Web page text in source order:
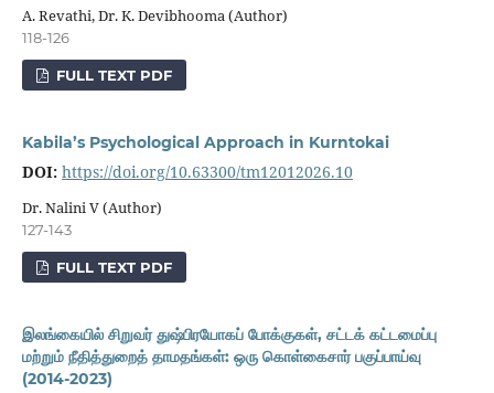
A. Revathi, Dr. K. Devibhooma (Author)
118-126
FULL TEXT PDF
Kabila’s Psychological Approach in Kurntokai
DOI: https://doi.org/10.63300/tm12012026.10
Dr. Nalini V (Author)
127-143
FULL TEXT PDF
இலங்கையில் சிறுவர் துஷ்பிரயோகப் போக்குகள், சட்டக் கட்டமைப்பு
மற்றும் நீதித்துறைத் தாமதங்கள்: ஒரு கொள்கைசார் பகுப்பாய்வு
(2014-2023)